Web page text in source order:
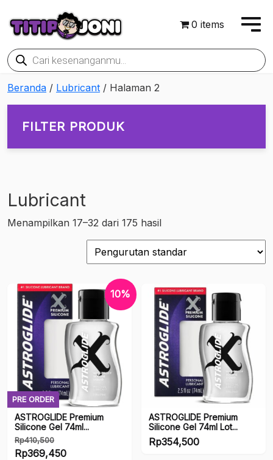
0 items
Products
search
Beranda / Lubricant / Halaman 2
FILTER PRODUK
On sale
Rp115,650
978,575 1,410,038
Kategori produk
Uncategorized
Accesories
Accessories
Adult Figure
Alcohol
Lubricant
Menampilkan 17–32 dari 175 hasil
PRE ORDER
10%
ASTROGLIDE Premium
Silicone Gel 74ml...
Rp410,500
Harga
Rp369,450
ASTROGLIDE Premium
Silicone Gel 74ml Lot...
Rp354,500